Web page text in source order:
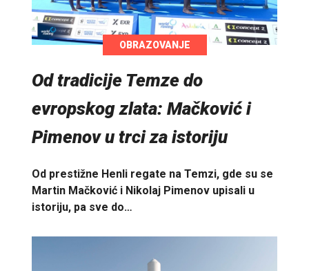
OBRAZOVANJE
Od tradicije Temze do
evropskog zlata: Mačković i
Pimenov u trci za istoriju
Od prestižne Henli regate na Temzi, gde su se
Martin Mačković i Nikolaj Pimenov upisali u
istoriju, pa sve do…